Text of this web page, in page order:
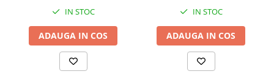
IN STOC
ADAUGA IN COS
IN STOC
ADAUGA IN COS